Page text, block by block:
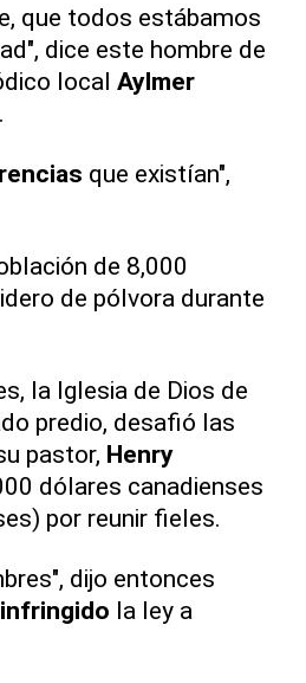
que todos estábamos
dice este hombre de
local Aylmer
que existían",
de 8,000
de pólvora durante
la Iglesia de Dios de
predio, desafió las
pastor, Henry
dólares canadienses
por reunir fieles.
dijo entonces
infringido la ley a